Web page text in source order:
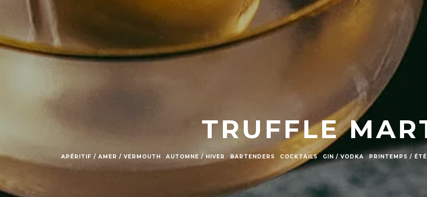
TRUFFLE
APÉRITIF / AMER / VERMOUTH AUTOMNE / HIVER BARTENDERS COCKTAILS GIN / VODKA PRINTEMPS / ÉTÉ